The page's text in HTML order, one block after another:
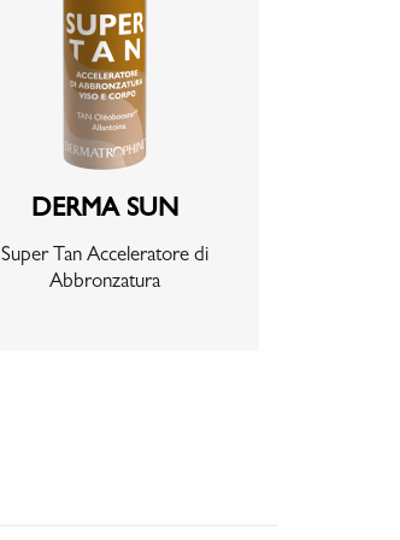
DERMA SUN
Super Tan Acceleratore di
Abbronzatura